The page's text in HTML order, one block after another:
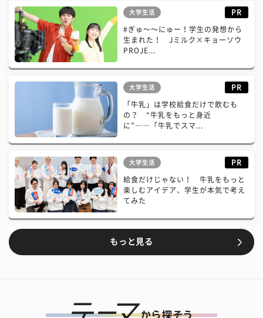
大学生活 PR
#ぎゅ〜〜にゅー！学生の発想から
生まれた！ Jミルク×キョーソウ
PROJE...
大学生活 PR
「牛乳」は学校給食だけで飲むも
の？ “牛乳をもっと身近
に”――「牛乳でスマ...
大学生活 PR
給食だけじゃない！ 牛乳をもっと
楽しむアイデア、学生が本気で考え
てみた
もっと見る